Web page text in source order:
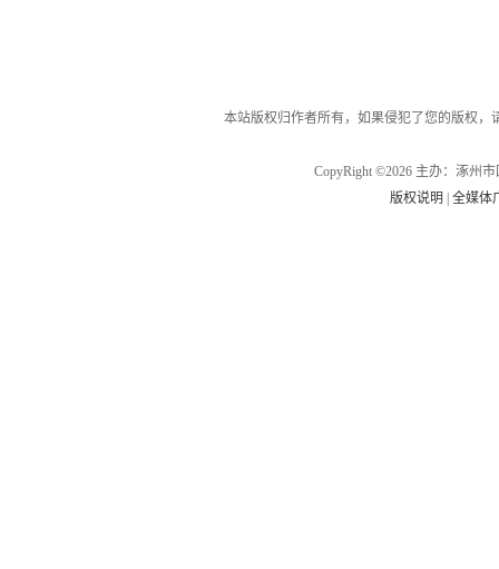
本站版权归作者所有，如果侵犯了您的版权
CopyRight ©2026 主办：涿州
版权说明
|全媒体